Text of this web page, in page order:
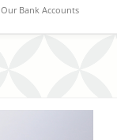
Our Bank Accounts